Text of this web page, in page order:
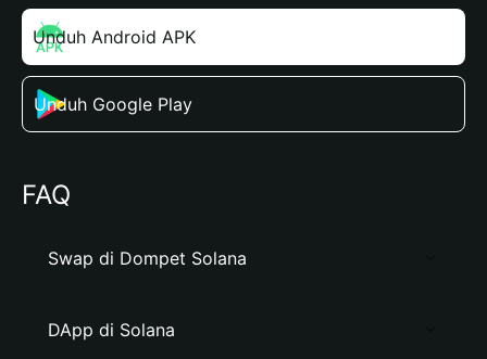
Unduh Android APK
Unduh Google Play
FAQ
Swap di Dompet Solana
DApp di Solana